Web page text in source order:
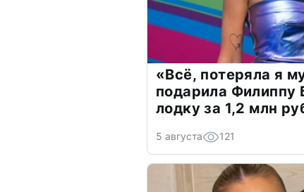
«Всё, потеряла я
подарила Филиппу
лодку за 1,2 млн
5 августа 121